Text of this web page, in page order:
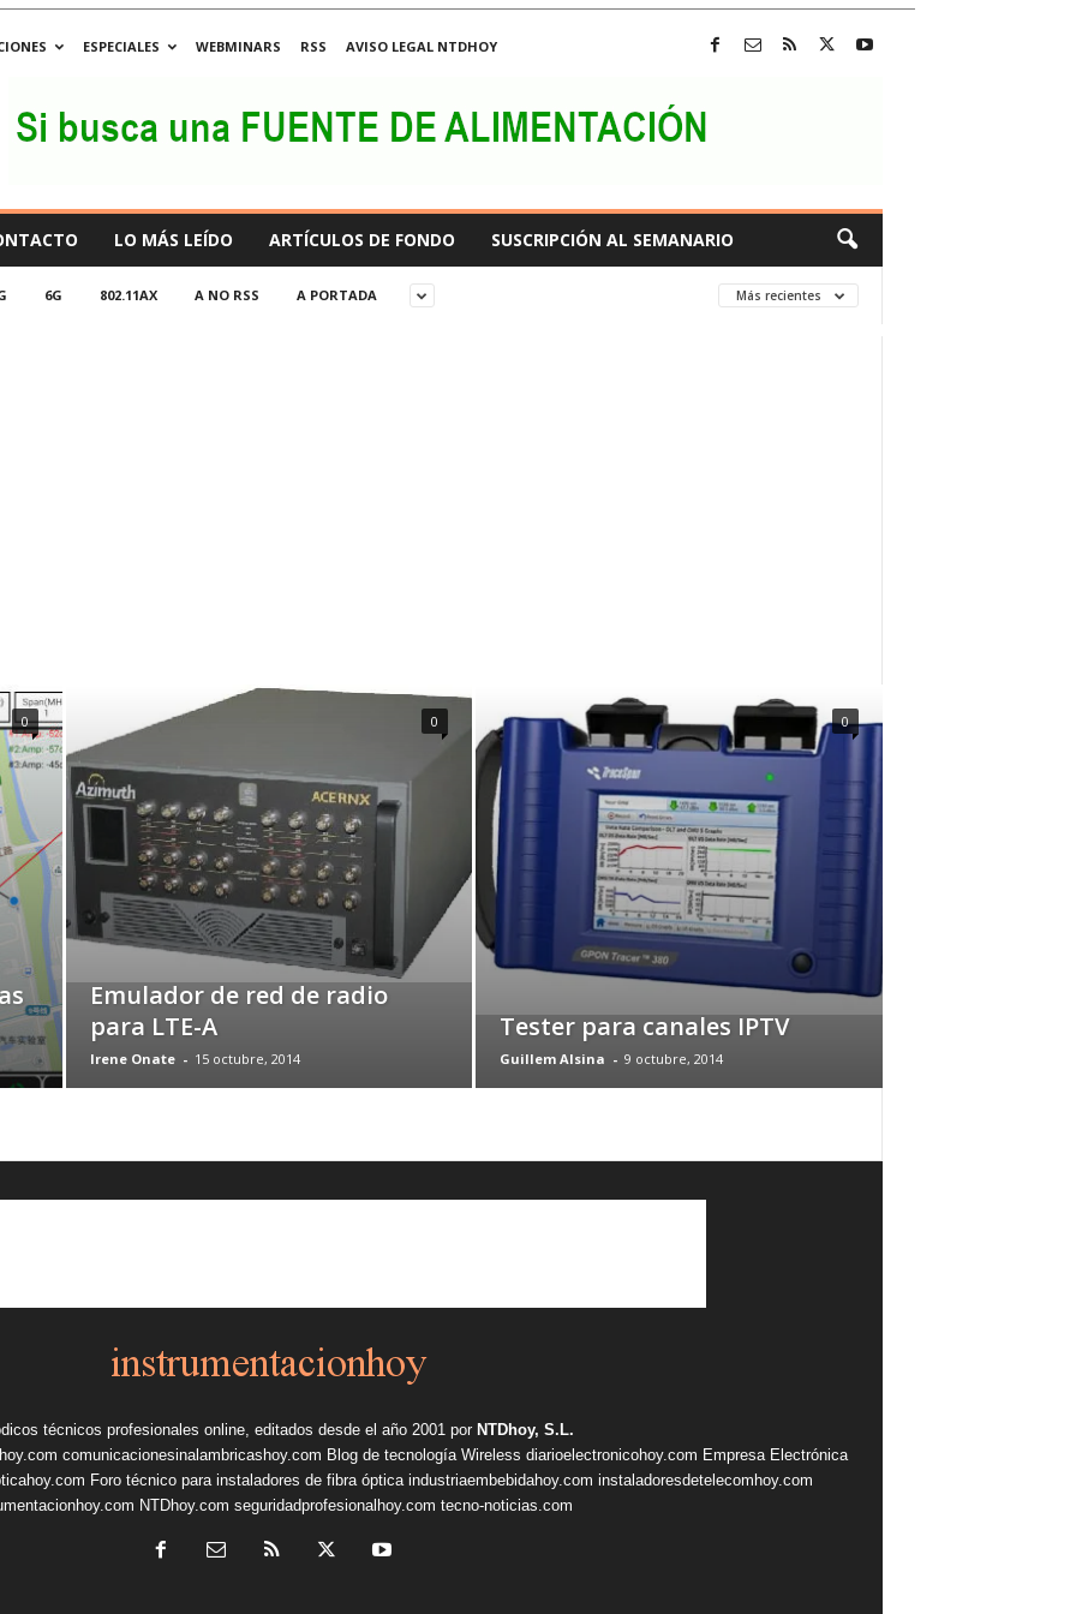
ESPECIALES WEBMINARS RSS
AVISO LEGAL NTDHOY
LO MÁS LEÍDO ARTÍCULOS DE FONDO SUSCRIPCIÓN AL SEMANARIO
6G 802.11AX A NO RSS A PORTADA Más recientes
0
Emulador de red de radio
para LTE-A
Irene Onate - 15 octubre, 2014
0
Tester para canales IPTV
Guillem Alsina - 9 octubre, 2014
0
técnicos profesionales online, editados desde el año 2001 por NTDhoy, S.L.
comunicacionesinalambricashoy.com Blog de tecnología Wireless diarioelectronicohoy.com Empresa Electrónica
Foro técnico para instaladores de fibra óptica industriaembebidahoy.com instaladoresdetelecomhoy.com
NTDhoy.com seguridadprofesionalhoy.com tecno-noticias.com